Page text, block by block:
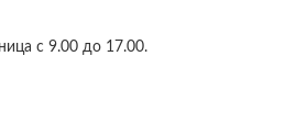
с 9.00 до 17.00.